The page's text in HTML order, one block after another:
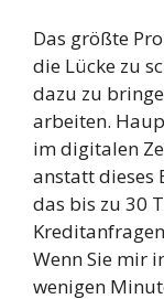
Das größte
die Lücke zu
dazu zu
arbeiten.
im digitalen
anstatt dieses
das bis zu 30
Wenn Sie mir
wenigen